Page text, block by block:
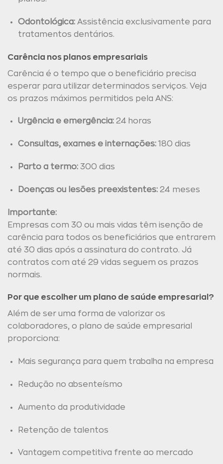
Odontológica:Assistência exclusivamente para
tratamentos dentários.
Carência nos planos empresariais
Carência é o tempo que o beneficiário precisa
esperar para utilizar determinados serviços. Veja
os prazos máximos permitidos pela ANS:
Urgência e emergência:24 horas
Consultas, exames e internações:180 dias
Parto a termo:300 dias
Doenças ou lesões preexistentes:24 meses
Importante:
Empresas com 30 ou mais vidas têm isenção de
carência para todos os beneficiários que entrarem
até 30 dias após a assinatura do contrato. Já
contratos com até 29 vidas seguem os prazos
normais.
Por que escolher um plano de saúde empresarial?
Além de ser uma forma de valorizar os
colaboradores, o plano de saúde empresarial
proporciona:
Mais segurança para quem trabalha na empresa
Redução no absenteísmo
Aumento da produtividade
Retenção de talentos
Vantagem competitiva frente ao mercado